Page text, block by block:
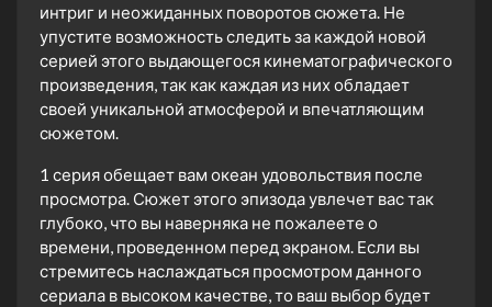
интриг и неожиданных поворотов сюжета. Не
упустите возможность следить за каждой новой
серией этого выдающегося кинематографического
произведения, так как каждая из них обладает
своей уникальной атмосферой и впечатляющим
сюжетом.
1 серия обещает вам океан удовольствия после
просмотра. Сюжет этого эпизода увлечет вас так
глубоко, что вы наверняка не пожалеете о
времени, проведенном перед экраном. Если вы
стремитесь наслаждаться просмотром данного
сериала в высоком качестве, то ваш выбор будет